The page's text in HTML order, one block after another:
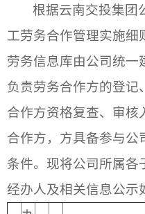
根据云南交投集团
工劳务合作管理实施细
劳务信息库由公司统一
负责劳务合作方的登记
合作方资格复查、审核
合作方，方具备参与公
条件。现将公司所属各
经办人及相关信息公示